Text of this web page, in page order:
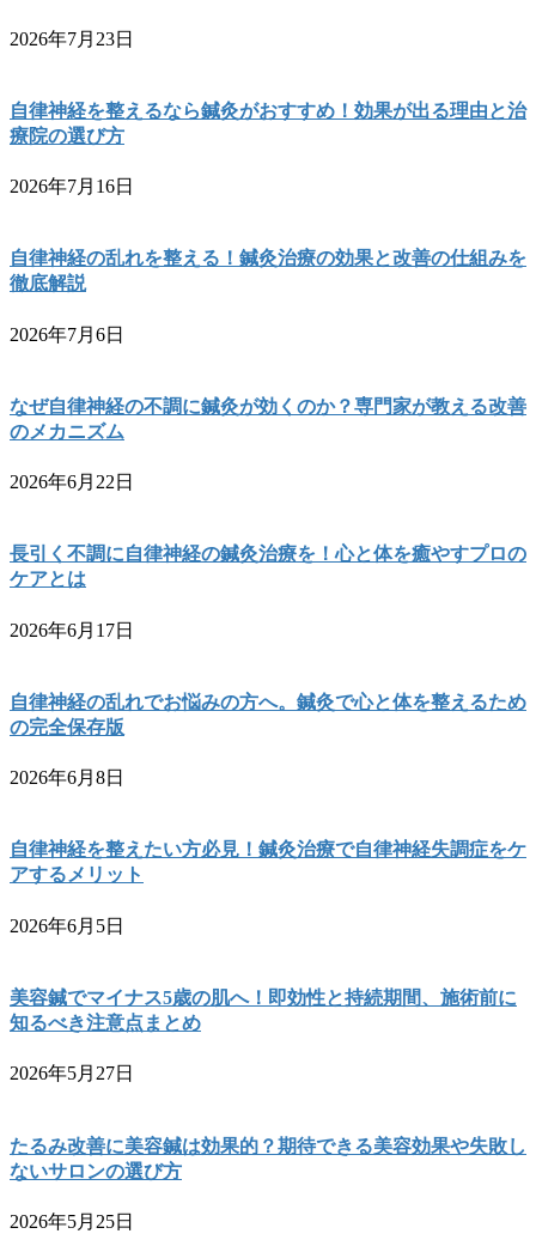
2026年7月23日
自律神経を整えるなら鍼灸がおすすめ！効果が出る理由と治
療院の選び方
2026年7月16日
自律神経の乱れを整える！鍼灸治療の効果と改善の仕組みを
徹底解説
2026年7月6日
なぜ自律神経の不調に鍼灸が効くのか？専門家が教える改善
のメカニズム
2026年6月22日
長引く不調に自律神経の鍼灸治療を！心と体を癒やすプロの
ケアとは
2026年6月17日
自律神経の乱れでお悩みの方へ。鍼灸で心と体を整えるため
の完全保存版
2026年6月8日
自律神経を整えたい方必見！鍼灸治療で自律神経失調症をケ
アするメリット
2026年6月5日
美容鍼でマイナス5歳の肌へ！即効性と持続期間、施術前に
知るべき注意点まとめ
2026年5月27日
たるみ改善に美容鍼は効果的？期待できる美容効果や失敗し
ないサロンの選び方
2026年5月25日